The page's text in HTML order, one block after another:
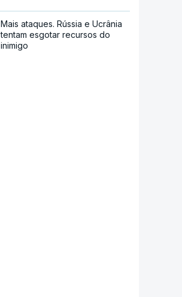
Mais ataques. Rússia e Ucrânia
tentam esgotar recursos do
inimigo